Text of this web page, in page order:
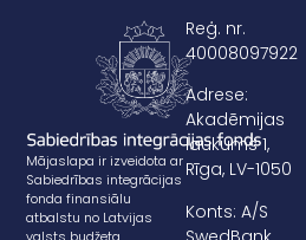
Mājaslapa ir izveidota ar
Sabiedrības integrācijas
fonda finansiālu
atbalstu no Latvijas
Reģ. nr.
40008097922
Adrese:
Akadēmijas
laukums 1,
Rīga, LV-1050
Konts: A/S